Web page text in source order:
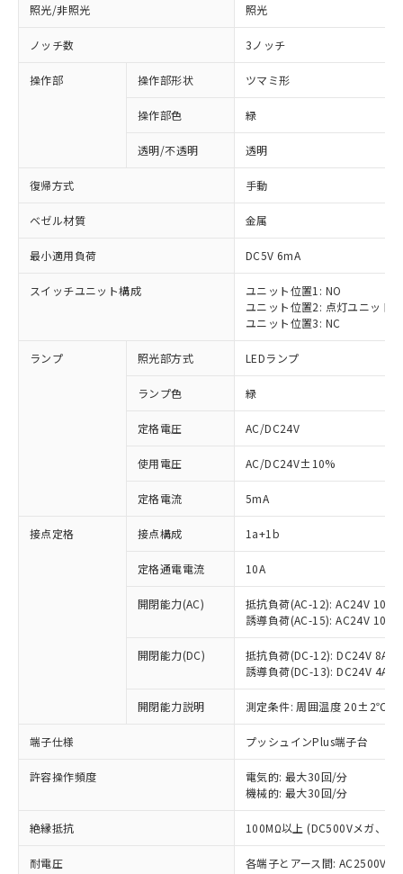
照光/非照光 照光
ノッチ数 3ノッチ
操作部 操作部形状 ツマミ形
操作部色 緑
透明/不透明 透明
復帰方式 手動
ベゼル材質 金属
最小適用負荷 DC5V 6mA
スイッチユニット構成
ユニット位置1: NO
ユニット位置2: 点灯ユニット
ユニット位置3: NC
ランプ 照光部方式 LEDランプ
ランプ色 緑
定格電圧 AC/DC24V
使用電圧 AC/DC24V±10%
定格電流 5mA
接点定格 接点構成 1a+1b
定格通電電流 10A
開閉能力(AC)
抵抗負荷(AC-12): AC24V 10A/
誘導負荷(AC-15): AC24V
開閉能力(DC)
抵抗負荷(DC-12): DC24V 8A/
誘導負荷(DC-13): DC24V 4A/
開閉能力説明 測定条件: 周囲温度 20±2℃、
端子仕様 プッシュインPlus端子台
許容操作頻度
電気的: 最大30回/分
機械的: 最大30回/分
絶縁抵抗 100MΩ以上 (DC500Vメガ、点
耐電圧
各端子とアース間: AC2500V
ご利用条件
以下の条件をお読みいただき、同意のうえ
ご利用ください。
本サービスは、当社制御機器事業取扱
商品の当社在庫状況および標準価格
(税抜)を提供させていただくもので
当社制御機器事業取扱商品の中には、
本サービスの対象外となる商品もある
対応済み：EU RoHS指令（10物質）の
非含有に対応した製品が提供可能な商品で
対応予定：EU RoHS指令（10物質）の非含
有に対応した製品に切り替える予定のある
対応予定なし：EU RoHS指令（10物質）の
非含有に非対応の商品で、対応品を出す予
定はありません。
調査・確認中：EU RoHS指令（10物質）の
非含有の対応状況を調査中または確認中の
害物質有無と関係のない商品です。
仕入先様の事情により、非含有部品として
※1 中国RoHS○×表
「○」：最大均質材料含有率が中国RoHSの
基準値以下であることを示します。